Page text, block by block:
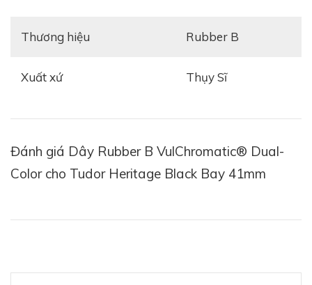
Thương hiệu Rubber B
Xuất xứ Thụy Sĩ
Đánh giá Dây Rubber B VulChromatic® Dual-
Color cho Tudor Heritage Black Bay 41mm